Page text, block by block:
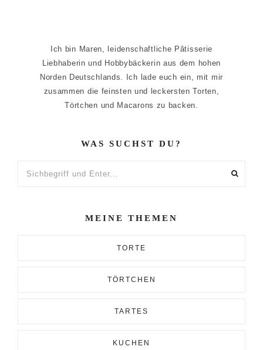
Ich bin Maren, leidenschaftliche Pâtisserie
Liebhaberin und Hobbybäckerin aus dem hohen
Norden Deutschlands. Ich lade euch ein, mit mir
zusammen die feinsten und leckersten Torten,
Törtchen und Macarons zu backen.
WAS SUCHST DU?
MEINE THEMEN
TORTE
TÖRTCHEN
TARTES
KUCHEN